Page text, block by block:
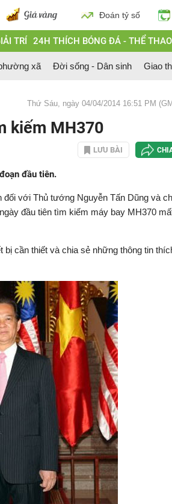
Đoán tỷ số
TRÍ 24H THÍCH BÓNG ĐÁ - THỂ THAO
xã Đời sống - Dân sinh Giao
Thứ Sáu, ngày 04/04/2014 16:51 PM
kiếm MH370
LƯU BÀI
đầu tiên.
với Thủ tướng Nguyễn Tấn Dũng và
đầu tiên tìm kiếm máy bay MH370
bị cần thiết và chia sẻ những thông tin